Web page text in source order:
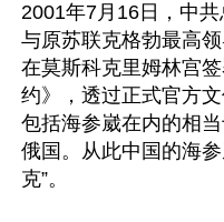
2001年7月16日，中
与原苏联克格勃最高
在莫斯科克里姆林宫
约》，透过正式官方
包括海参崴在内的相
俄国。从此中国的海
克”。